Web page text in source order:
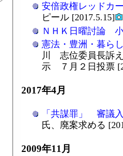
安倍政権レッドカ
ピール [2017.5.15]
ＮＨＫ日曜討論
憲法・豊洲・暮ら
川 志位委員長訴
示 ７月２日投票
2017年4月
「共謀罪」 審議
氏、廃案求める
2009年11月